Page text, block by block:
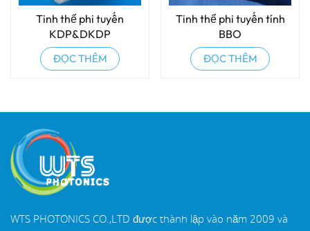
Tinh thể phi tuyến
KDP&DKDP
ĐỌC THÊM
Tinh thể phi tuyến tính
BBO
ĐỌC THÊM
WTS PHOTONICS CO.,LTD được thành lập vào năm 2009 và